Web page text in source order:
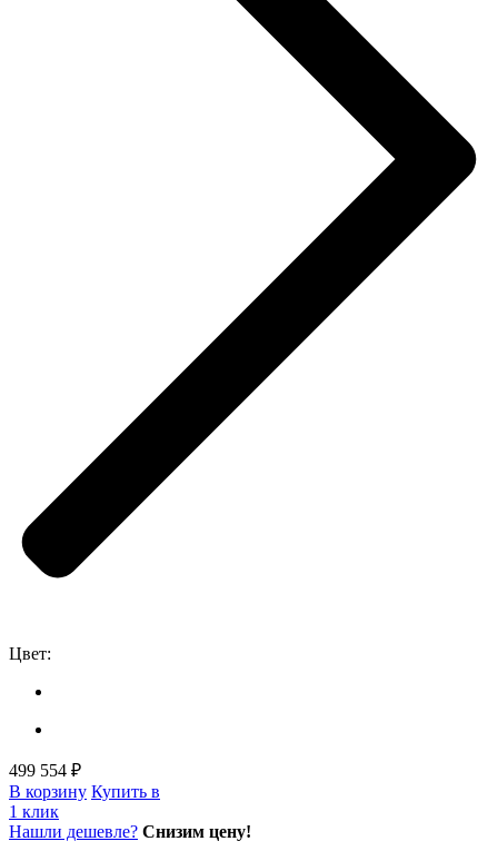
Цвет:
499 554 ₽
В корзину Купить в
1 клик
Нашли дешевле? Снизим цену!